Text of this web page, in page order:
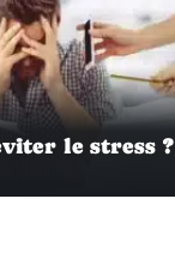
le stress ?